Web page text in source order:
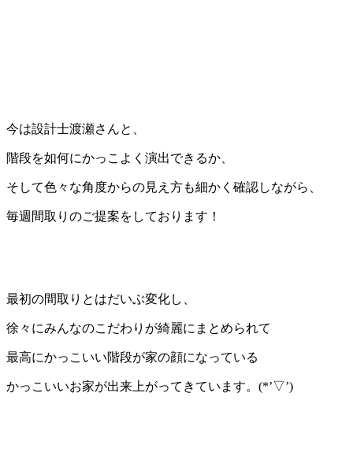
今は設計士渡瀬さんと、
階段を如何にかっこよく演出できるか、
そして色々な角度からの見え方も細かく確認しながら、
毎週間取りのご提案をしております！
最初の間取りとはだいぶ変化し、
徐々にみんなのこだわりが綺麗にまとめられて
最高にかっこいい階段が家の顔になっている
かっこいいお家が出来上がってきています。(*’▽’)